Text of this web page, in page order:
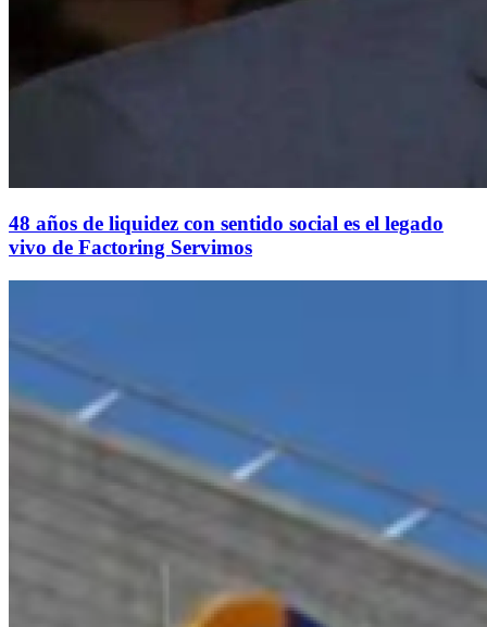
48 años de liquidez con sentido social es el legado
vivo de Factoring Servimos